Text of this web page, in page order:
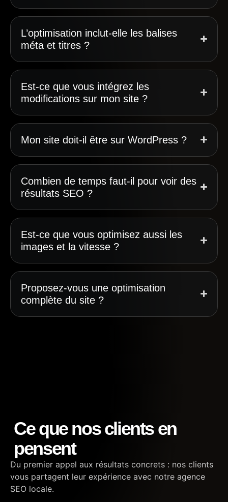
L’optimisation inclut-elle les balises
méta et titres ?
Est-ce que vous intégrez les
modifications sur mon site ?
Mon site doit-il être sur WordPress ?
Combien de temps faut-il pour voir des
résultats SEO ?
Est-ce que vous optimisez aussi les
images et la vitesse ?
Proposez-vous une optimisation
complète du site ?
Du premier appel aux résultats concrets : nos clients
vous partagent leur expérience avec notre agence
SEO locale.
Ce que nos clients en
pensent